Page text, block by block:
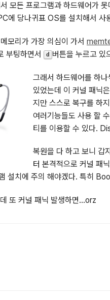
모든 프로그램과 하드웨어가
에 당나귀표 OS를 설치해서
모리가 가장 의심이 가서
부팅하면서
d 버튼을 누르고 있
그래서 하드웨어를 하
있었는데 이 커널 패닉
지만 스스로 복구를 하
여러기능들도 사용 할
티를 이용할 수 있다.
복원을 다 하고 보니 갑
터 본격적으로 커널 패
설치에 주의 해야겠다. 특히
또 커널 패닉 발생하면...orz